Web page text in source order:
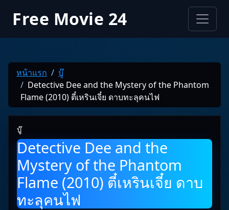
Free Movie 24
หน้าแรก
บู๊
Detective Dee and the Mystery of the Phantom
Flame (2010) ตี๋เหรินเจี๋ย ดาบทะลุคนไฟ
บู๊
Detective Dee and the
Mystery of the Phantom
Flame (2010) ตี๋เหรินเจี๋ย ดาบ
ทะลุคนไฟ